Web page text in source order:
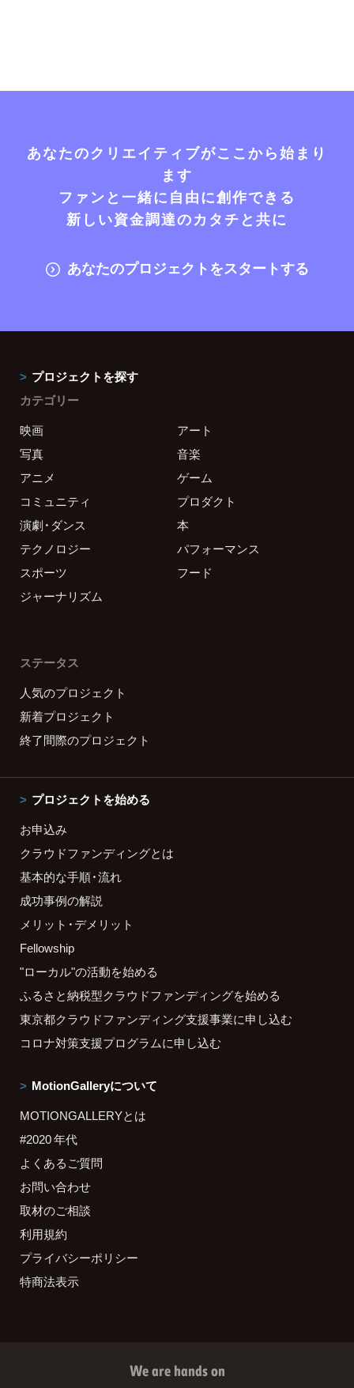
あなたのクリエイティブがここから始まり
ます
ファンと一緒に自由に創作できる
新しい資金調達のカタチと共に
あなたのプロジェクトをスタートする
プロジェクトを探す
カテゴリー
映画
アート
写真
音楽
アニメ
ゲーム
コミュニティ
プロダクト
演劇・ダンス
本
テクノロジー
パフォーマンス
スポーツ
フード
ジャーナリズム
ステータス
人気のプロジェクト
新着プロジェクト
終了間際のプロジェクト
プロジェクトを始める
お申込み
クラウドファンディングとは
基本的な手順・流れ
成功事例の解説
メリット・デメリット
Fellowship
"ローカル"の活動を始める
ふるさと納税型クラウドファンディングを始める
東京都クラウドファンディング支援事業に申し込む
コロナ対策支援プログラムに申し込む
MotionGalleryについて
MOTIONGALLERYとは
#2020 年代
よくあるご質問
お問い合わせ
取材のご相談
利用規約
プライバシーポリシー
特商法表示
We are hands on